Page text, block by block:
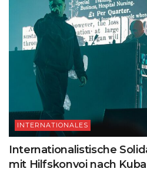
INTERNATIONALES
Internationalistische
mit Hilfskonvoi nach Kuba